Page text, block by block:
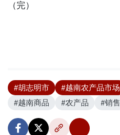
（完）
#胡志明市 #越南农产品市场
#越南商品
#农产品 #销售